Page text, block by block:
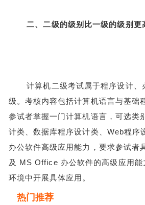
二、二级的级别比一级的级别更
计算机二级考试属于程序设计、
级。考核内容包括计算机语言与基础
参试者掌握一门计算机语言，可选类
计类、数据库程序设计类、Web程序
办公软件高级应用能力，要求参试者
及 MS Office 办公软件的高级应用能
环境中开展具体应用。
热门推荐